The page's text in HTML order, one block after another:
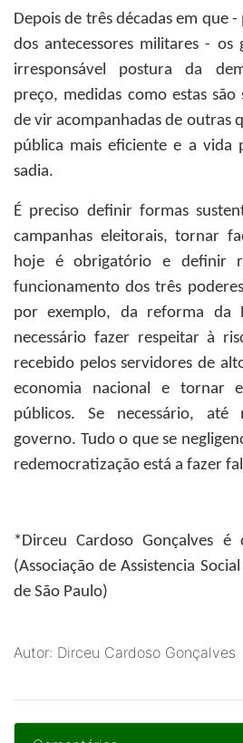
Depois de três décadas em que
dos antecessores militares - os
irresponsável postura da
preço, medidas como estas são
de vir acompanhadas de outras
pública mais eficiente e a vida
sadia.
É preciso definir formas
campanhas eleitorais, tornar
hoje é obrigatório e definir
funcionamento dos três
por exemplo, da reforma da
necessário fazer respeitar à
recebido pelos servidores de
economia nacional e tornar
públicos. Se necessário,
governo. Tudo o que se
redemocratização está a fazer
*Dirceu Cardoso Gonçalves é
(Associação de Assistencia
de São Paulo)
Autor: Dirceu Cardoso Gonçalves